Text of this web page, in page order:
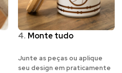
4. Monte tudo
Junte as peças ou aplique
seu design em praticamente